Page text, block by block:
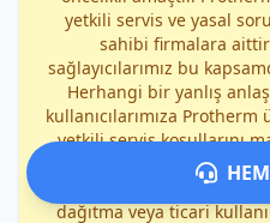
yetkili servis ve yasal
sahibi firmalara
sağlayıcılarımız bu
Herhangi bir yanlış
kullanıcılarımıza
yetkili servis koşullarını
kontrol etmeleri önerilir.
mevzuat uyarınca
dağıtma veya ticari